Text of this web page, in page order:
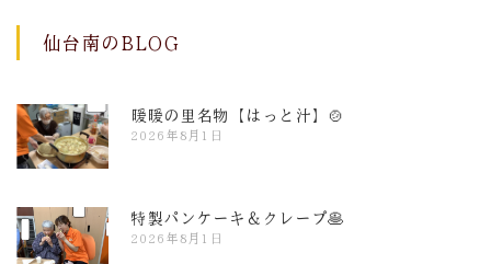
仙台南のBLOG
暖暖の里名物【はっと汁】🍲
2026年8月1日
特製パンケーキ＆クレープ🥞
2026年8月1日